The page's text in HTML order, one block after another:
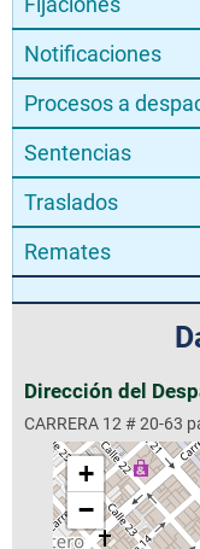
Notificaciones
Procesos a
Sentencias
Traslados
Remates
Dirección del
CARRERA 12 # 20-63
+
−